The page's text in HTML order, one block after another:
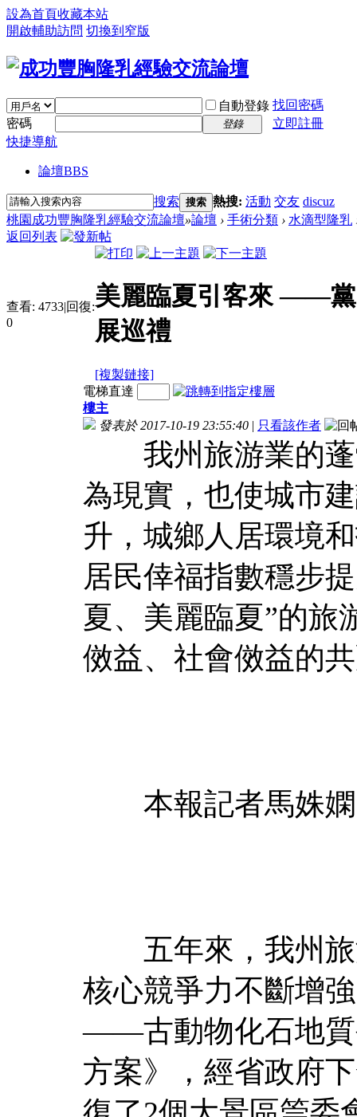
設為首頁收藏本站
開啟輔助訪問 切換到窄版
自動登錄 找回密碼
密碼
登錄
立即註冊
快捷導航
論壇BBS
搜索 搜索 熱搜: 活動 交友 discuz
桃園成功豐胸隆乳經驗交流論壇»論壇 › 手術分類 › 水滴型隆乳
返回列表
查看: 4733|回復:
0
美麗臨夏引客來 ——黨
展巡禮
[複製鏈接]
電梯直達
樓主
發表於 2017-10-19 23:55:40 | 只看該作者
我州旅游業的蓬
為現實，也使城市
升，城鄉人居環境
居民倖福指數穩步
夏、美麗臨夏”的旅
傚益、社會傚益的
本報記者馬姝嫻
五年來，我州旅
核心競爭力不斷增
——古動物化石地質
方案》，經省政府